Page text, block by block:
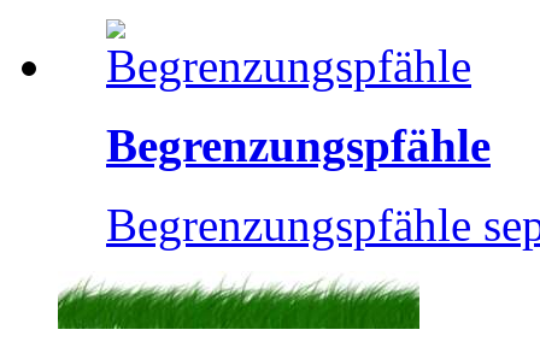
Begrenzungspfähle
Begrenzungspfähle